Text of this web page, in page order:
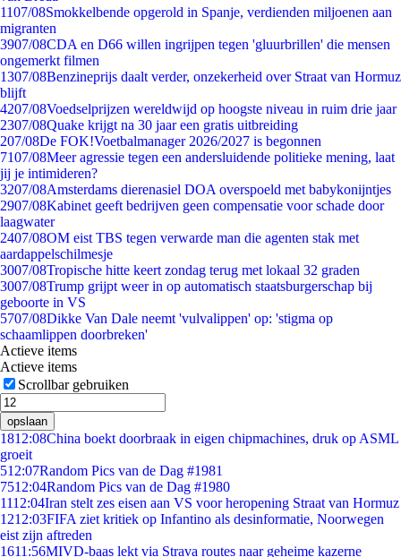
1107/08Smokkelbende opgerold in Spanje, verdienden miljoenen aan
migranten
3907/08CDA en D66 willen ingrijpen tegen 'gluurbrillen' die mensen
ongemerkt filmen
1307/08Benzineprijs daalt verder, onzekerheid over Straat van Hormuz
blijft
4207/08Voedselprijzen wereldwijd op hoogste niveau in ruim drie jaar
2307/08Quake krijgt na 30 jaar een gratis uitbreiding
207/08De FOK!Voetbalmanager 2026/2027 is begonnen
7107/08Meer agressie tegen een andersluidende politieke mening, laat
jij je intimideren?
3207/08Amsterdams dierenasiel DOA overspoeld met babykonijntjes
2907/08Kabinet geeft bedrijven geen compensatie voor schade door
laagwater
2407/08OM eist TBS tegen verwarde man die agenten stak met
aardappelschilmesje
3007/08Tropische hitte keert zondag terug met lokaal 32 graden
3007/08Trump grijpt weer in op automatisch staatsburgerschap bij
geboorte in VS
5707/08Dikke Van Dale neemt 'vulvalippen' op: 'stigma op
schaamlippen doorbreken'
Actieve items
Actieve items
Scrollbar gebruiken
opslaan
1812:08China boekt doorbraak in eigen chipmachines, druk op ASML
groeit
512:07Random Pics van de Dag #1981
7512:04Random Pics van de Dag #1980
1112:04Iran stelt zes eisen aan VS voor heropening Straat van Hormuz
1212:03FIFA ziet kritiek op Infantino als desinformatie, Noorwegen
eist zijn aftreden
1611:56MIVD-baas lekt via Strava routes naar geheime kazerne